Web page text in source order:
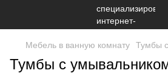
Мебель в ванную комнату Тумбы
Тумбы с